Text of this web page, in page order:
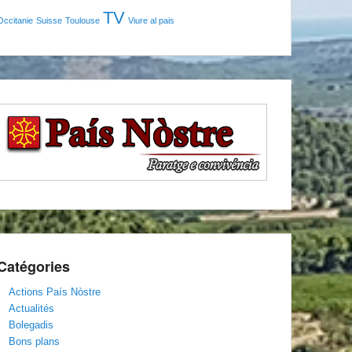
Suisse Toulouse TV Viure al pais
Actions País Nòstre
Actualités
Bolegadis
Bons plans